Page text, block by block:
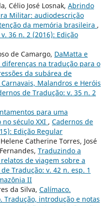
Célio José Losnak, Abrindo
Militar: audiodescrição
da memória brasileira ,
36 n. 2 (2016): Edição
de Camargo, DaMatta e
diferenças na tradução para o
da subárea de
Malandros e Heróis
de Tradução: v. 35 n. 2
para uma
século XXI , Cadernos de
Edição Regular
Catherine Torres, José
Traduzindo a
de viagem sobre a
Tradução: v. 42 n. esp. 1
II
da Silva, Calímaco.
Tradução, introdução e notas